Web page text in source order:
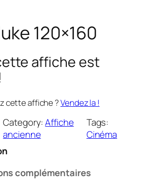
120×160
affiche est
cette affiche ?Vendez la !
Category:Affiche
ancienne
Tags:
Cinéma
complémentaires